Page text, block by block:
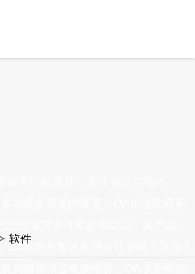
软件开发还有就业前景吗？值得入
软件